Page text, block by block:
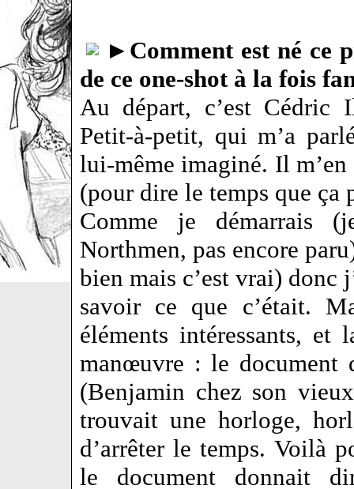
► Comment est né ce
de ce one-shot à la fois
Au départ, c’est Cédric
Petit-à-petit, qui m’a
lui-même imaginé. Il
(pour dire le temps que
Comme je démarrais
Northmen, pas encore
bien mais c’est vrai) donc
savoir ce que c’était.
éléments intéressants, et
manœuvre : le document
(Benjamin chez son
trouvait une horloge,
d’arrêter le temps. Voilà
le document donnait